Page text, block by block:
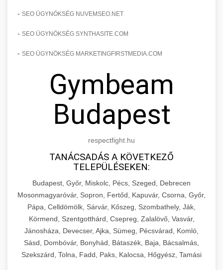
- SEO ÜGYNÖKSÉG NUVEMSEO.NET
- SEO ÜGYNÖKSÉG SYNTHASITE.COM
- SEO ÜGYNÖKSÉG MARKETINGFIRSTMEDIA.COM
Gymbeam
Budapest
respectfight.hu
TANÁCSADÁS A KÖVETKEZŐ
TELEPÜLÉSEKEN:
Budapest, Győr, Miskolc, Pécs, Szeged, Debrecen
Mosonmagyaróvár, Sopron, Fertőd, Kapuvár, Csorna, Győr,
Pápa, Celldömölk, Sárvár, Kőszeg, Szombathely, Ják,
Körmend, Szentgotthárd, Csepreg, Zalalövő, Vasvár,
Jánosháza, Devecser, Ajka, Sümeg, Pécsvárad, Komló,
Sásd, Dombóvár, Bonyhád, Bátaszék, Baja, Bácsalmás,
Szekszárd, Tolna, Fadd, Paks, Kalocsa, Hőgyész, Tamási